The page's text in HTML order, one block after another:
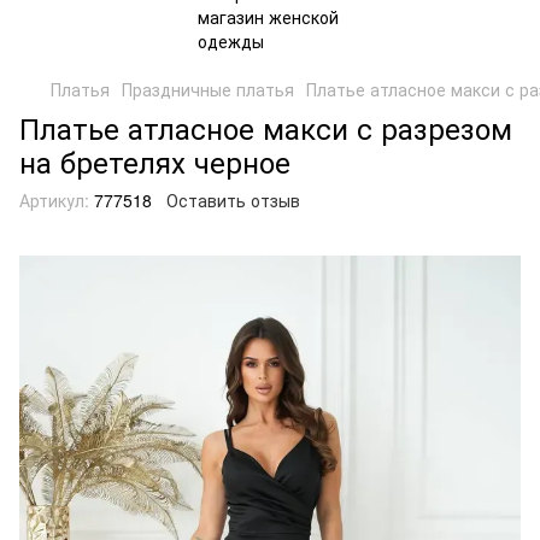
Платья Праздничные платья Платье атласное макси с
Платье атласное макси с разрезом
на бретелях черное
Артикул: 777518 Оставить отзыв